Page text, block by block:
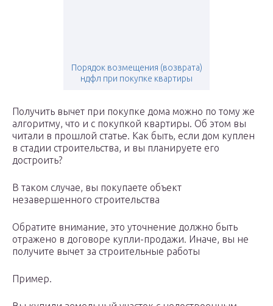
Порядок возмещения (возврата)
ндфл при покупке квартиры
Получить вычет при покупке дома можно по тому же
алгоритму, что и с покупкой квартиры. Об этом вы
читали в прошлой статье. Как быть, если дом куплен
в стадии строительства, и вы планируете его
достроить?
В таком случае, вы покупаете объект
незавершенного строительства
Обратите внимание, это уточнение должно быть
отражено в договоре купли-продажи. Иначе, вы не
получите вычет за строительные работы
Пример.